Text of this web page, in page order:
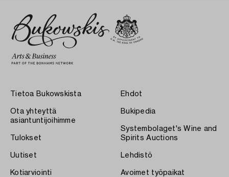
Tietoa Bukowskista
Ota yhteyttä
asiantuntijoihimme
Tulokset
Uutiset
Kotiarviointi
Ehdot
Bukipedia
Systembolaget's Wine and
Spirits Auctions
Lehdistö
Avoimet työpaikat